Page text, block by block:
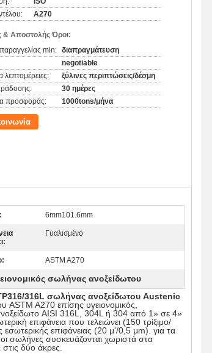
A270
& Αποστολής Όροι:
min: διαπραγμάτευση
negotiable
λεπτομέρειες:
ξύλινες περιπτώσεις/δέσμη
30 ημέρες
προσφοράς:
1000tons/μήνα
6mm101.6mm
Γυαλισμένο
ASTM A270
σωλήνας ανοξείδωτου
316L σωλήνας ανοξείδωτου Austenic
A270 επίσης υγειονομικός,
AISI 316L, 304L ή 304 από 1» σε 4»
επιφάνεια που τελειώνει (150 τρίξιμο/
επιφάνειας (20 μ'/0,5 μm). για τα
σωλήνες συσκευάζονται χωριστά στα
δύο άκρες.